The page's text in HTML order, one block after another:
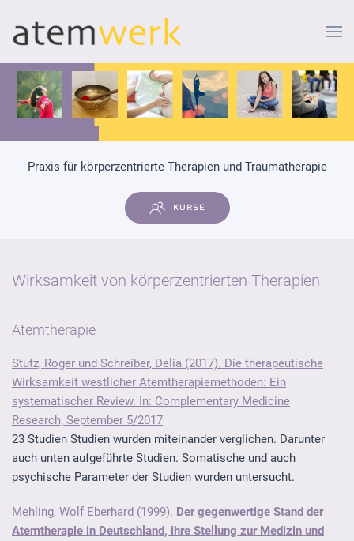
Zum Hauptinhalt springen
Praxis für körperzentrierte Therapien und Traumatherapie
KURSE
Wirksamkeit von körperzentrierten Therapien
Atemtherapie
Stutz, Roger und Schreiber, Delia (2017). Die therapeutische
Wirksamkeit westlicher Atemtherapiemethoden: Ein
systematischer Review. In: Complementary Medicine
Research, September 5/2017
23 Studien Studien wurden miteinander verglichen. Darunter
auch unten aufgeführte Studien. Somatische und auch
psychische Parameter der Studien wurden untersucht.
Mehling, Wolf Eberhard (1999). Der gegenwertige Stand der
Atemtherapie in Deutschland, ihre Stellung zur Medizin und